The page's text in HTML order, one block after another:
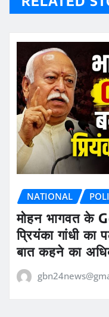
NATIONAL
मोहन भागवत के
प्रियंका गांधी का
बात कहने का